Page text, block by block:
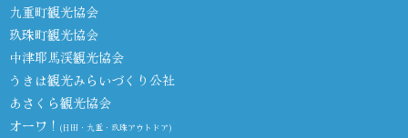
九重町観光協会
玖珠町観光協会
中津耶馬渓観光協会
うきは観光みらいづくり公社
あさくら観光協会
オーワ！ (日田・九重・玖珠アウトドア)